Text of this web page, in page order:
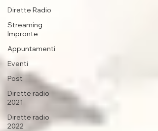
Dirette Radio
Streaming
Impronte
Appuntamenti
Eventi
Post
Dirette radio
2021
Dirette radio
2022